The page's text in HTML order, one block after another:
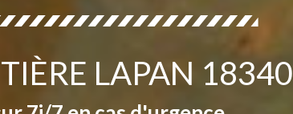
LAPAN 18340